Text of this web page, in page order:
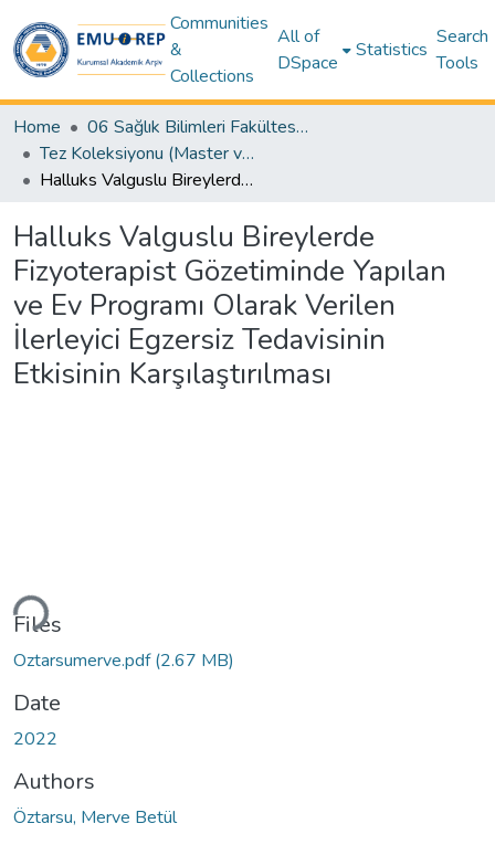
Communities
&
Collections
All of
DSpace
Statistics
Search
Tools
Home
06 Sağlık Bilimleri Fakültesi (Faculty of Health Sciences)
Tez Koleksiyonu (Master ve Doktora) – Sağlık Bilimleri / Theses (Master’s and Ph.D.) – Health Sciences
Halluks Valguslu Bireylerde Fizyoterapist Gözetiminde Yapılan ve Ev Programı Olarak Verilen İlerleyici Egzersiz Tedavisinin Etkisinin Karşılaştırılması
Halluks Valguslu Bireylerde
Fizyoterapist Gözetiminde Yapılan
ve Ev Programı Olarak Verilen
İlerleyici Egzersiz Tedavisinin
Etkisinin Karşılaştırılması
Files
Oztarsumerve.pdf(2.67 MB)
Date
2022
Authors
Öztarsu, Merve Betül